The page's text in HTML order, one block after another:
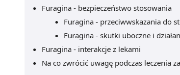
Furagina - bezpieczeństwo stosowania
Furagina - przeciwwskazania do
Furagina - skutki uboczne i
Furagina - interakcje z lekami
Na co zwrócić uwagę podczas leczenia